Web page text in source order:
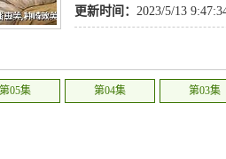
更新时间： 2023/5/13
第05集 第04集 第03集